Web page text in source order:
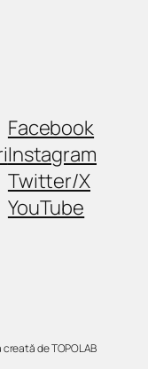
Facebook
Instagram
Twitter/X
YouTube
de TOPOLAB